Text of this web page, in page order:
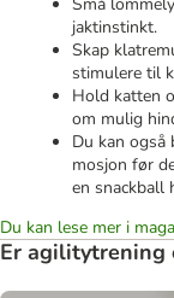
jaktinstinkt.
Skap
stimulere til
Hold katten
om mulig
Du kan
mosjon før
en snackball
Du kan lese mer i
Er agilitytrening